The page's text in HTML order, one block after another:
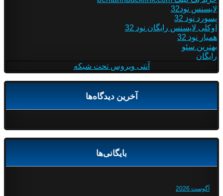
لایسنس نود32
پسورد نود 32
اوکلی لایسنس رایگان نود 32
همیار نود 32
بهترین سئو
رایگان
آنتی ویروس تحت شبکه
آخرین دیدگاه‌ها
بایگانی‌ها
آگوست 2026